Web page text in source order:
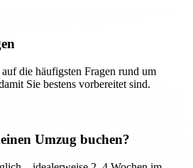
die häufigsten Fragen rund um
Sie bestens vorbereitet sind.
Umzug buchen?